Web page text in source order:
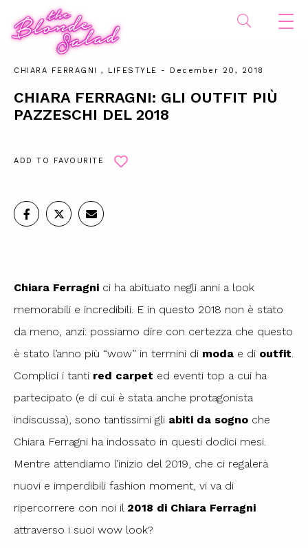
CHIARA FERRAGNI , LIFESTYLE - December 20, 2018
CHIARA FERRAGNI: GLI OUTFIT PIÙ
PAZZESCHI DEL 2018
ADD TO FAVOURITE
Chiara Ferragni ci ha abituato negli anni a look
memorabili e incredibili. E in questo 2018 non è stato
da meno, anzi: possiamo dire con certezza che questo
è stato l’anno più “wow” in termini di moda e di outfit.
Complici i tanti red carpet ed eventi top a cui ha
partecipato (e di cui è stata anche protagonista
indiscussa), sono tantissimi gli abiti da sogno che
Chiara Ferragni ha indossato in questi dodici mesi.
Mentre attendiamo l’inizio del 2019, che ci regalerà
nuovi e imperdibili fashion moment, vi va di
ripercorrere con noi il 2018 di Chiara Ferragni
attraverso i suoi wow look?